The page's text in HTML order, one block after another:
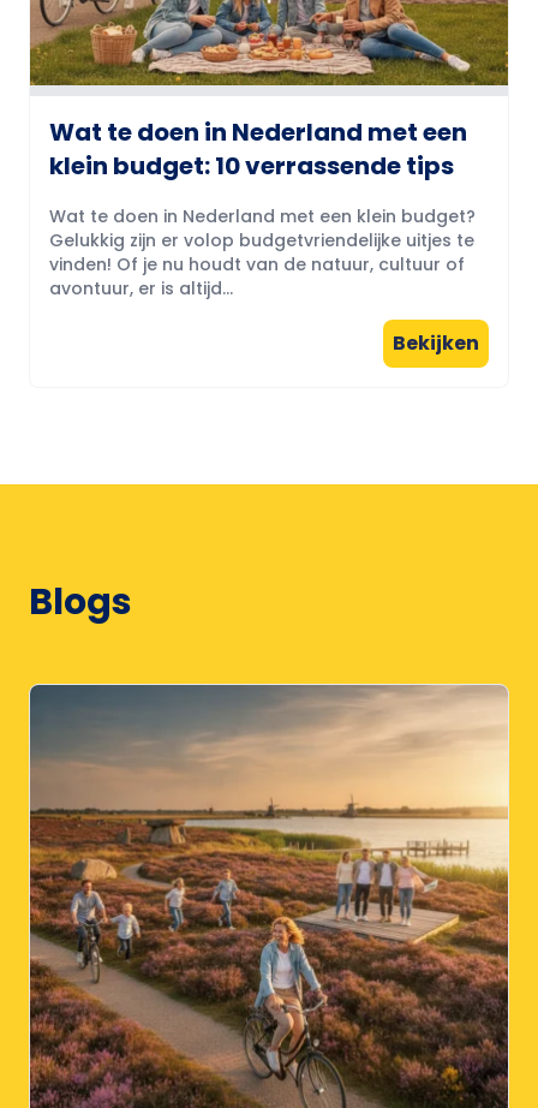
Wat te doen in Nederland met een
klein budget: 10 verrassende tips
Wat te doen in Nederland met een klein budget?
Gelukkig zijn er volop budgetvriendelijke uitjes te
vinden! Of je nu houdt van de natuur, cultuur of
avontuur, er is altijd...
Bekijken
Blogs